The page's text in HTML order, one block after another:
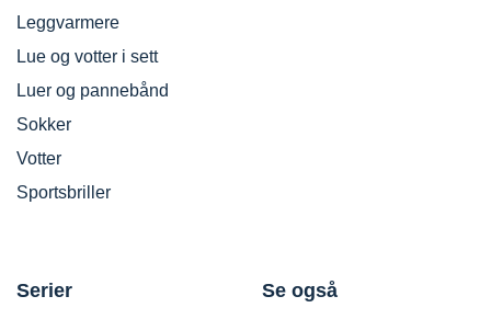
Leggvarmere
Lue og votter i sett
Luer og pannebånd
Sokker
Votter
Sportsbriller
Serier Se også